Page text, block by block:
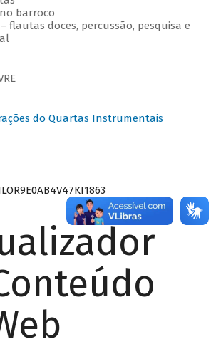
barroco
flautas doces, percussão, pesquisa e
do Quartas Instrumentais